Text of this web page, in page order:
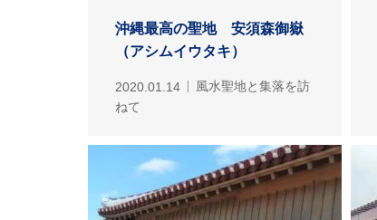
沖縄最高の聖地 安須森御嶽
（アシムイウタキ）
2020.01.14
風水聖地と集落を訪
ねて